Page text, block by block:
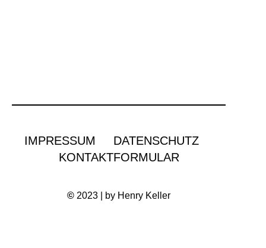
IMPRESSUM
DATENSCHUTZ
KONTAKTFORMULAR
© 2023 | by Henry Keller